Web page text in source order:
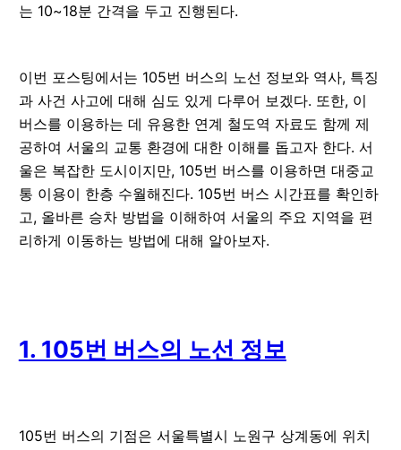
는 10~18분 간격을 두고 진행된다.
이번 포스팅에서는 105번 버스의 노선 정보와 역사, 특징
과 사건 사고에 대해 심도 있게 다루어 보겠다. 또한, 이
버스를 이용하는 데 유용한 연계 철도역 자료도 함께 제
공하여 서울의 교통 환경에 대한 이해를 돕고자 한다. 서
울은 복잡한 도시이지만, 105번 버스를 이용하면 대중교
통 이용이 한층 수월해진다. 105번 버스 시간표를 확인하
고, 올바른 승차 방법을 이해하여 서울의 주요 지역을 편
리하게 이동하는 방법에 대해 알아보자.
1. 105번 버스의 노선 정보
105번 버스의 기점은 서울특별시 노원구 상계동에 위치